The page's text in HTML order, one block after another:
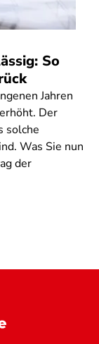
So
Jahren
Der
solche
Was Sie nun
der